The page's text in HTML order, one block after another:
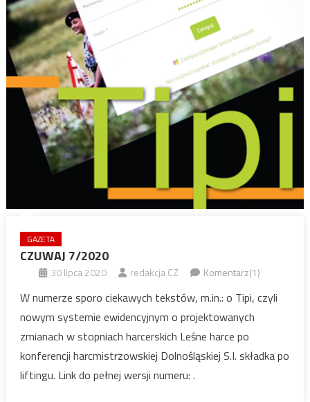
GAZETA
CZUWAJ 7/2020
30 lipca 2020 redakcja CZ Komentarz(1)
W numerze sporo ciekawych tekstów, m.in.: o Tipi, czyli
nowym systemie ewidencyjnym o projektowanych
zmianach w stopniach harcerskich Leśne harce po
konferencji harcmistrzowskiej Dolnośląskiej S.I. składka po
liftingu. Link do pełnej wersji numeru: .